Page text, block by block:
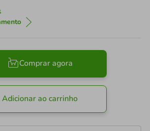
Comprar agora
Adicionar ao carrinho